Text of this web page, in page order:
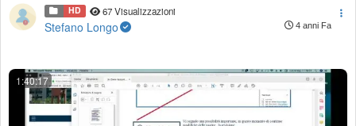
HD 67 Visualizzazioni
Stefano Longo 4 anni Fa
1:40:17